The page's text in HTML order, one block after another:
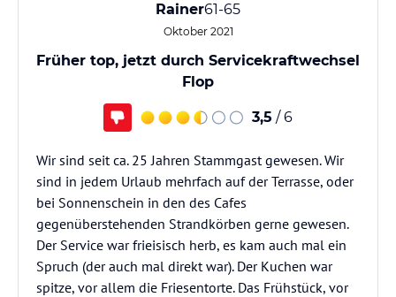
Rainer61-65
Oktober 2021
Früher top, jetzt durch Servicekraftwechsel
Flop
3,5 / 6
Wir sind seit ca. 25 Jahren Stammgast gewesen. Wir
sind in jedem Urlaub mehrfach auf der Terrasse, oder
bei Sonnenschein in den des Cafes
gegenüberstehenden Strandkörben gerne gewesen.
Der Service war frieisisch herb, es kam auch mal ein
Spruch (der auch mal direkt war). Der Kuchen war
spitze, vor allem die Friesentorte. Das Frühstück, vor